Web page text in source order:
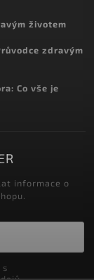
životem
zdravým
Co vše je
informace o